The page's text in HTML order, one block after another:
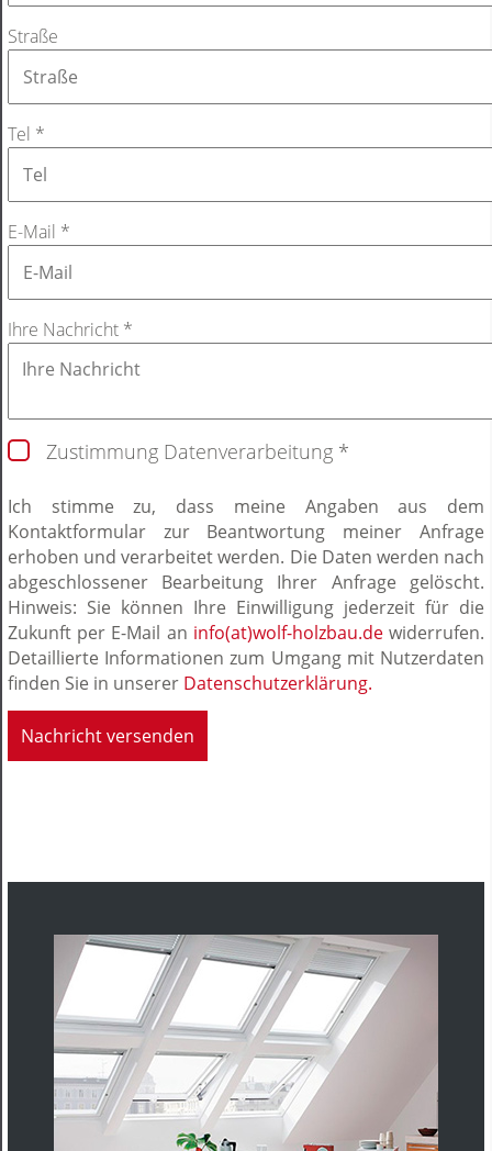
Straße
Tel *
E-Mail *
Ihre Nachricht *
Zustimmung Datenverarbeitung *
Ich stimme zu, dass meine Angaben aus dem
Kontaktformular zur Beantwortung meiner Anfrage
erhoben und verarbeitet werden. Die Daten werden nach
abgeschlossener Bearbeitung Ihrer Anfrage gelöscht.
Hinweis: Sie können Ihre Einwilligung jederzeit für die
Zukunft per E-Mail an info(at)wolf-holzbau.dewiderrufen.
Detaillierte Informationen zum Umgang mit Nutzerdaten
finden Sie in unserer Datenschutzerklärung.
Nachricht versenden